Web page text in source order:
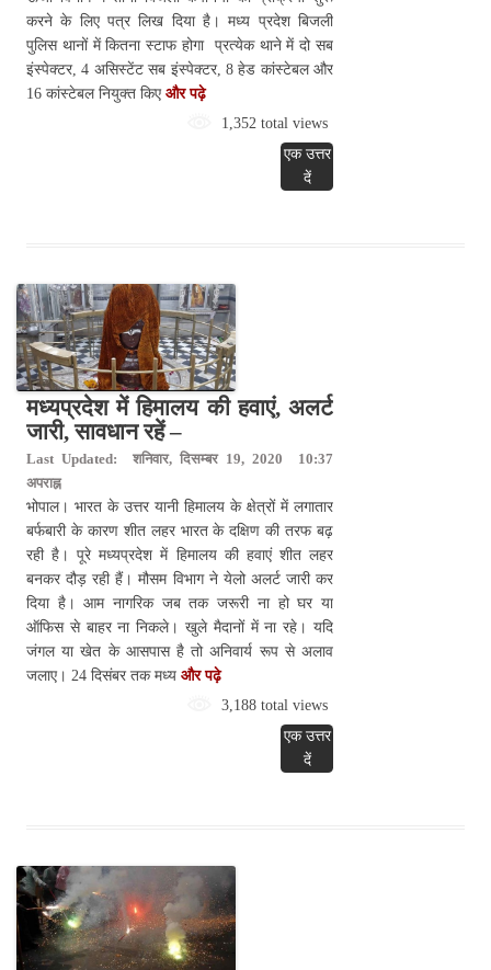
करने के लिए पत्र लिख दिया है। मध्य प्रदेश बिजली
पुलिस थानों में कितना स्टाफ होगा प्रत्येक थाने में दो सब
इंस्पेक्टर, 4 असिस्टेंट सब इंस्पेक्टर, 8 हेड कांस्टेबल और
16 कांस्टेबल नियुक्त किए और पढ़े
1,352 total views
एक उत्तर
दें
मध्यप्रदेश में हिमालय की हवाएं, अलर्ट
जारी, सावधान रहें –
Last Updated: शनिवार, दिसम्बर 19, 2020 10:37
अपराह्न
भोपाल। भारत के उत्तर यानी हिमालय के क्षेत्रों में लगातार
बर्फबारी के कारण शीत लहर भारत के दक्षिण की तरफ बढ़
रही है। पूरे मध्यप्रदेश में हिमालय की हवाएं शीत लहर
बनकर दौड़ रही हैं। मौसम विभाग ने येलो अलर्ट जारी कर
दिया है। आम नागरिक जब तक जरूरी ना हो घर या
ऑफिस से बाहर ना निकले। खुले मैदानों में ना रहे। यदि
जंगल या खेत के आसपास है तो अनिवार्य रूप से अलाव
जलाए। 24 दिसंबर तक मध्य और पढ़े
3,188 total views
एक उत्तर
दें